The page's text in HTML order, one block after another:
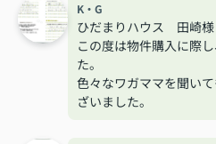
K・G
ひだまりハウス 田崎様
この度は物件購入に際
た。
色々なワガママを聞い
ざいました。